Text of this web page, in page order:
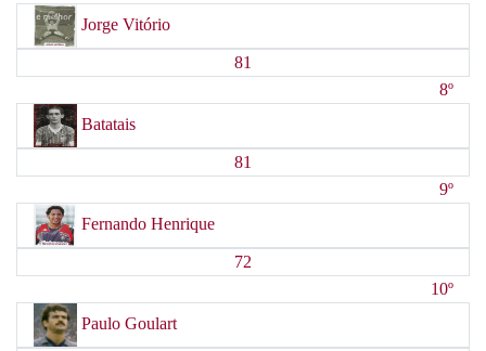
Jorge Vitório
81
8º
Batatais
81
9º
Fernando Henrique
72
10º
Paulo Goulart